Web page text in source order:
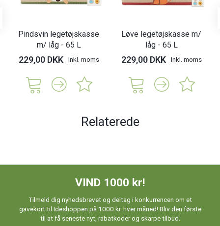
Pindsvin legetøjskasse
m/ låg - 65 L
229,00 DKK Inkl. moms
Løve legetøjskasse m/
låg - 65 L
229,00 DKK Inkl. moms
Relaterede
VIND 1000 kr!
Tilmeld dig nyhedsbrevet og deltag i konkurrencen om et
gavekort til Ideshoppen på 1000 kr. hver måned! Bliv den første
til at få seneste nyt, rabatkoder og skarpe tilbud.